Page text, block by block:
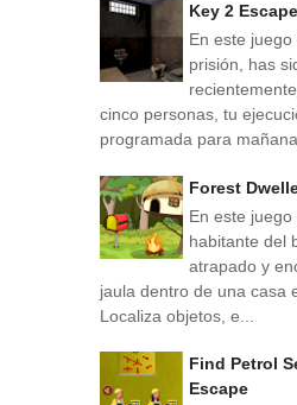
Key 2 Escape
En este
prisión, has
cinco personas, tu
programada para
Forest
En este
habitante del
atrapado y
jaula dentro de una casa
Localiza objetos, e...
Find Petrol
Escape